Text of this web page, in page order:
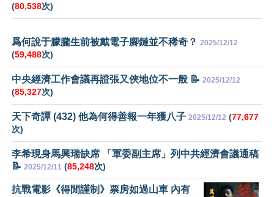
(80,538次)
爲何說于朦朧生前被戴電子腳鏈並不稀奇？ 2025/12/12
(59,488次)
中央經濟工作會議再證張又俠地位不一般 📝 2025/12/12
(85,327次)
天下奇譚 (432) 他為何得善報一年獲八子 2025/12/12 (77,677
次)
李希現身馬興瑞缺席 「軍委副主席」列中共經濟會議通稿
📝 2025/12/11 (85,248次)
抗戰電影《得閒謹制》票房如過山車 內有